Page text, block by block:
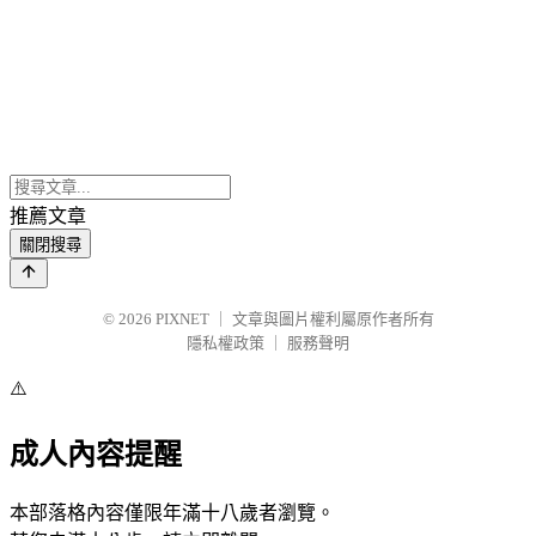
推薦文章
關閉搜尋
© 2026 PIXNET
文章與圖片權利屬原作者所有
隱私權政策
服務聲明
⚠️
成人內容提醒
本部落格內容僅限年滿十八歲者瀏覽。